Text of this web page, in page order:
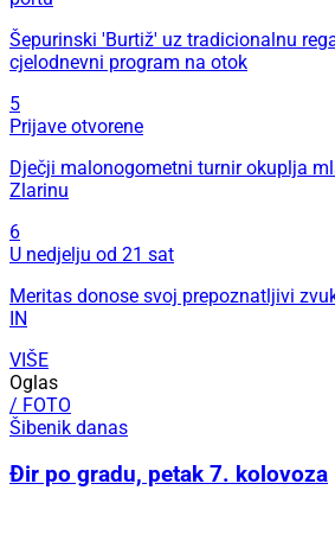
Šepurinski 'Burtiž' uz tradicionalnu
cjelodnevni program na otok
5
Prijave otvorene
Dječji malonogometni turnir okuplja
Zlarinu
6
U nedjelju od 21 sat
Meritas donose svoj prepoznatljivi
IN
VIŠE
Oglas
/ FOTO
Šibenik danas
Đir po gradu, petak 7. kolovoza